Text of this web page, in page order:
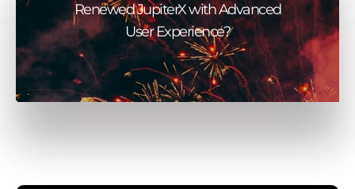
Renewed JupiterX with Advanced
User Experience?